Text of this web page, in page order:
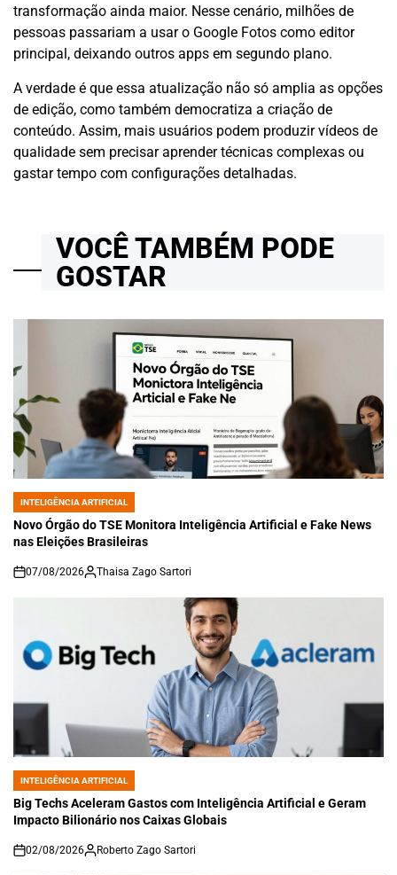
transformação ainda maior. Nesse cenário, milhões de
pessoas passariam a usar o Google Fotos como editor
principal, deixando outros apps em segundo plano.
A verdade é que essa atualização não só amplia as opções
de edição, como também democratiza a criação de
conteúdo. Assim, mais usuários podem produzir vídeos de
qualidade sem precisar aprender técnicas complexas ou
gastar tempo com configurações detalhadas.
VOCÊ TAMBÉM PODE
GOSTAR
POSTED
IN
INTELIGÊNCIA ARTIFICIAL
Novo Órgão do TSE Monitora Inteligência Artificial e Fake News
nas Eleições Brasileiras
on
07/08/2026 Thaisa Zago Sartori
POSTED
IN
INTELIGÊNCIA ARTIFICIAL
Big Techs Aceleram Gastos com Inteligência Artificial e Geram
Impacto Bilionário nos Caixas Globais
on
02/08/2026 Roberto Zago Sartori